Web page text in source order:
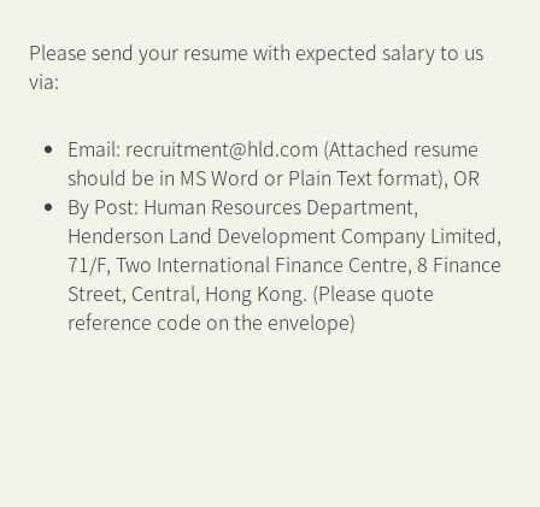
Please send your resume with expected salary to us
via:
Email: recruitment@hld.com (Attached resume
should be in MS Word or Plain Text format), OR
By Post: Human Resources Department,
Henderson Land Development Company Limited,
71/F, Two International Finance Centre, 8 Finance
Street, Central, Hong Kong. (Please quote
reference code on the envelope)